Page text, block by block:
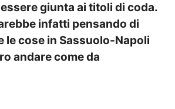
giunta ai titoli di coda.
infatti pensando di
le cose in Sassuolo-Napoli
andare come da